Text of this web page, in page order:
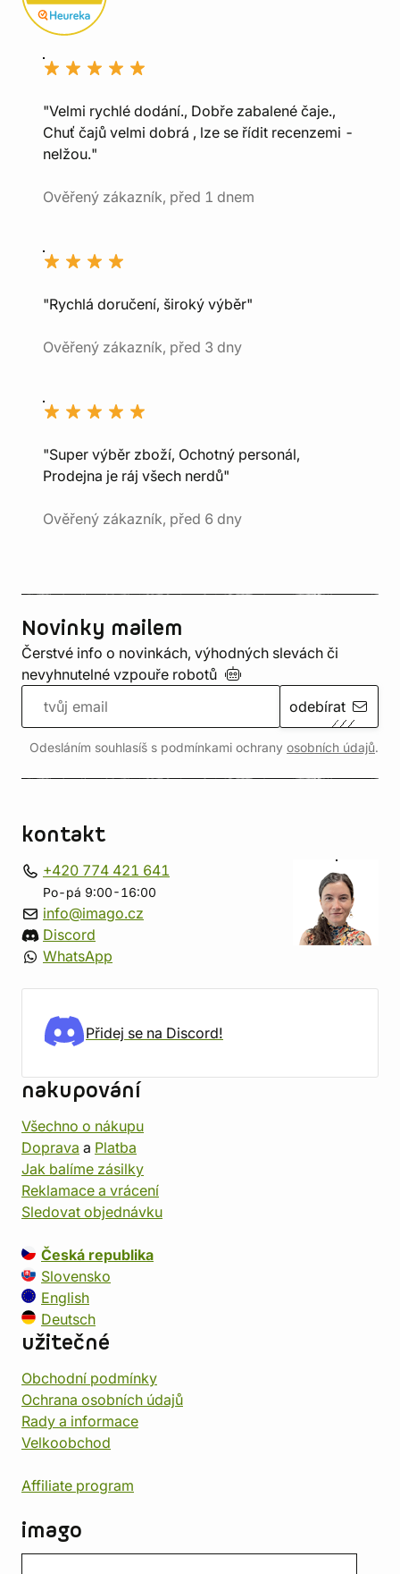
"Velmi rychlé dodání., Dobře zabalené čaje.,
Chuť čajů velmi dobrá , lze se řídit recenzemi -
nelžou."
Ověřený zákazník, před 1 dnem
"Rychlá doručení, široký výběr"
Ověřený zákazník, před 3 dny
"Super výběr zboží, Ochotný personál,
Prodejna je ráj všech nerdů"
Ověřený zákazník, před 6 dny
Novinky mailem
Čerstvé info o novinkách, výhodných slevách či
nevyhnutelné vzpouře robotů
odebírat
Odesláním souhlasíš s podmínkami ochrany osobních údajů.
kontakt
+420 774 421 641
Po-pá 9:00-16:00
info@imago.cz
Discord
WhatsApp
Přidej se na Discord!
nakupování
Všechno o nákupu
Doprava a Platba
Jak balíme zásilky
Reklamace a vrácení
Sledovat objednávku
Česká republika
Slovensko
English
Deutsch
užitečné
Obchodní podmínky
Ochrana osobních údajů
Rady a informace
Velkoobchod
Affiliate program
imago